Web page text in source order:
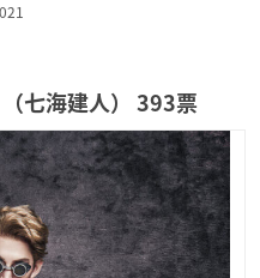
七海建人） 393票